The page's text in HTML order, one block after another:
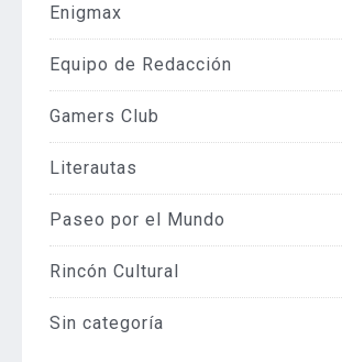
Enigmax
Equipo de Redacción
Gamers Club
Literautas
Paseo por el Mundo
Rincón Cultural
Sin categoría